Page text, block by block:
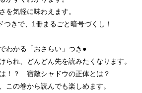
を気軽に味わえます。
きで、1冊まるごと暗号づくし！
わかる「おさらい」つき●
られ、どんどん先を読みたくなります。
！？ 宿敵シャドウの正体とは？
この巻から読んでも楽しめます。